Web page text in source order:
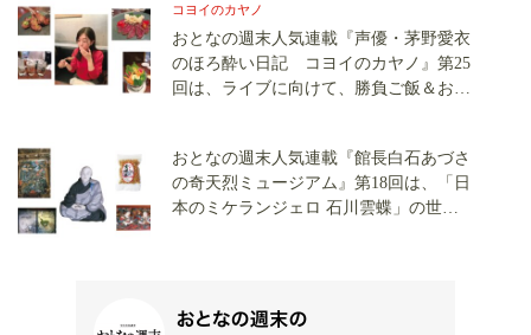
コヨイのカヤノ
おとなの週末人気連載『声優・茅野愛衣
のほろ酔い日記 コヨイのカヤノ』第25
回は、ライブに向けて、勝負ご飯＆お酒
おとなの週末人気連載『館長白石あづさ
の奇天烈ミュージアム』第18回は、「日
本のミケランジェロ 石川雲蝶」の世界